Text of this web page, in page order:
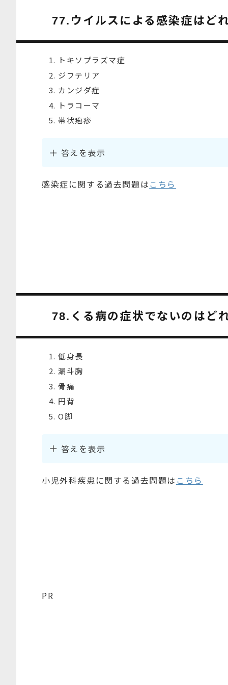
77. ウイルスによる感染症はど
トキソプラズマ症
ジフテリア
カンジダ症
トラコーマ
帯状疱疹
答えを表示
感染症に関する過去問題は こちら
78. くる病の症状でないのはど
低身長
漏斗胸
骨痛
円背
O脚
答えを表示
小児外科疾患に関する過去問題は こちら
PR